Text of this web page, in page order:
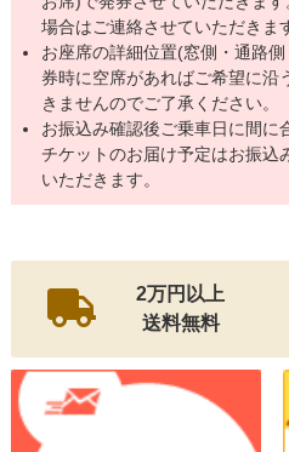
場合はご連絡させていただきま
お座席の詳細位置(窓側・通路
券時に空席があればご希望に沿
きませんのでご了承ください。
お振込み確認後ご乗車日に間に
チケットのお届け予定はお振込
いただきます。
2万円以上
送料無料